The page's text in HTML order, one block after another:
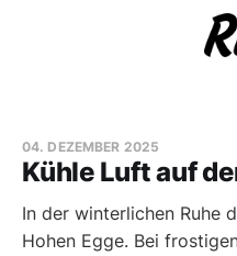
Kühle Luft auf
04. DEZEMBER 2025
In der winterlichen Ruhe
Hohen Egge. Bei